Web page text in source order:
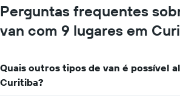
localizações
O
eixo
X
exibindo
Perguntas frequentes
van com 9 lugares em
Quais outros tipos de van é possível
Curitiba?